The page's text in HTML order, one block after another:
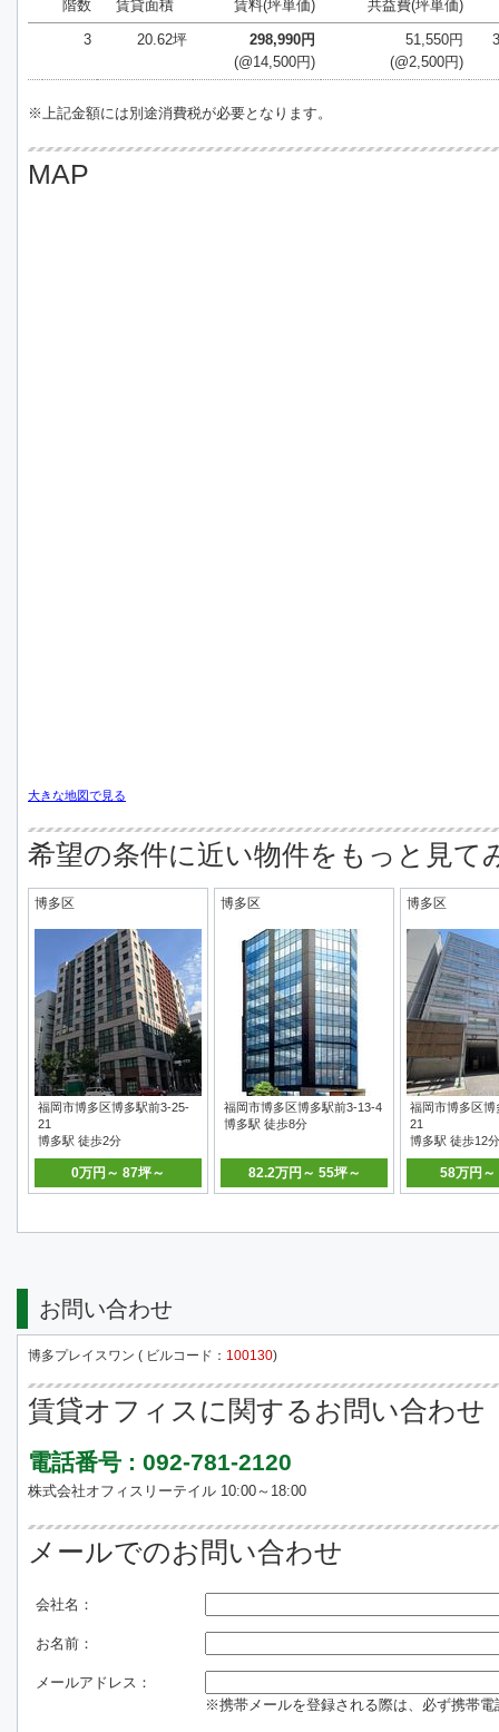
階数 賃貸面積 賃料(坪単価) 共益費(坪単価)
3 20.62坪
298,990円
(@14,500円)
51,550円
(@2,500円)
※上記金額には別途消費税が必要となります。
MAP
大きな地図で見る
希望の条件に近い物件をもっと見て
博多区
福岡市博多区博多駅前3-25-
21
博多駅 徒歩2分
0万円～ 87坪～
博多区
福岡市博多区博多駅前3-13-4
博多駅 徒歩8分
82.2万円～ 55坪～
博多区
福岡市博多区
21
博多駅 徒歩12分
58万円～
お問い合わせ
博多プレイスワン ( ビルコード： 100130)
賃貸オフィスに関するお問い合わせ
電話番号 : 092-781-2120
株式会社オフィスリーテイル 10:00～18:00
メールでのお問い合わせ
会社名：
お名前：
メールアドレス：
※携帯メールを登録される際は、必ず携帯